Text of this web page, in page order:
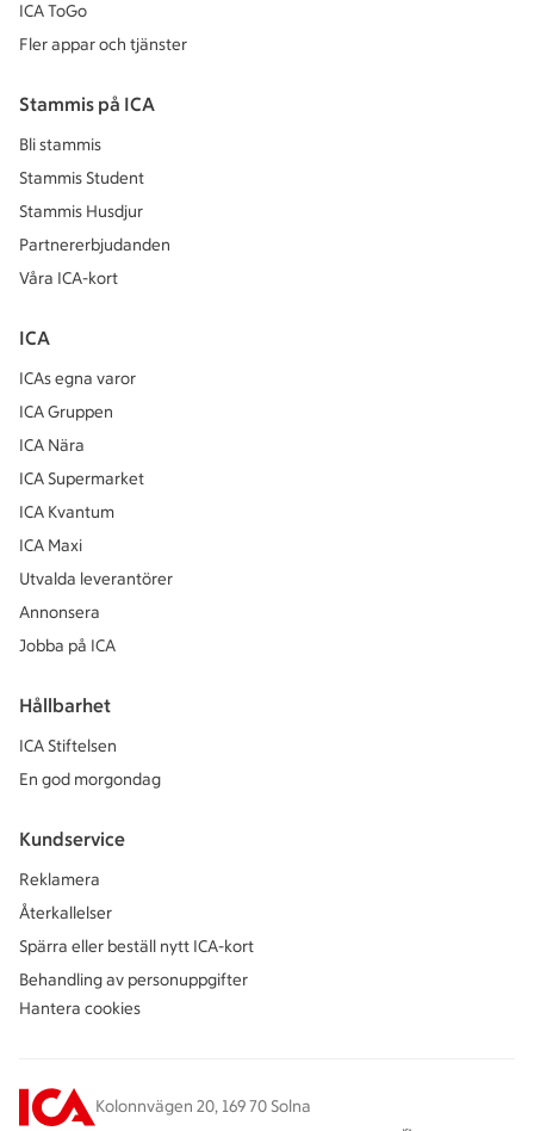
ICA ToGo
Fler appar och tjänster
Stammis på ICA
Bli stammis
Stammis Student
Stammis Husdjur
Partnererbjudanden
Våra ICA-kort
ICA
ICAs egna varor
ICA Gruppen
ICA Nära
ICA Supermarket
ICA Kvantum
ICA Maxi
Utvalda leverantörer
Annonsera
Jobba på ICA
Hållbarhet
ICA Stiftelsen
En god morgondag
Kundservice
Reklamera
Återkallelser
Spärra eller beställ nytt ICA-kort
Behandling av personuppgifter
Hantera cookies
Kolonnvägen 20, 169 70 Solna